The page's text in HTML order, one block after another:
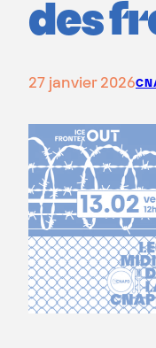
des
27 janvier 2026